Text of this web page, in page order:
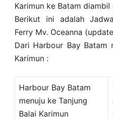
Karimun ke Batam diambil
Berikut ini adalah
Ferry Mv. Oceanna
Dari Harbour Bay Batam
Karimun :
Harbour Bay Batam
menuju ke Tanjung
Balai Karimun